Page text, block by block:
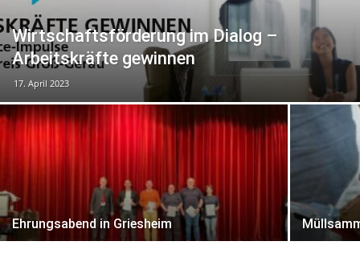
Wirtschaftsförderung im Dialog –
Arbeitskräfte gewinnen
17. April 2023
Ehrungsabend in Griesheim